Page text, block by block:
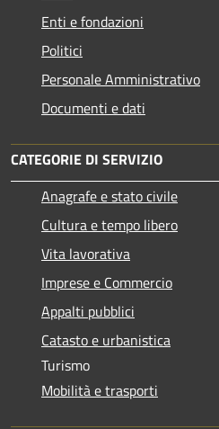
Enti e fondazioni
Politici
Personale Amministrativo
Documenti e dati
CATEGORIE DI SERVIZIO
Anagrafe e stato civile
Cultura e tempo libero
Vita lavorativa
Imprese e Commercio
Appalti pubblici
Catasto e urbanistica
Turismo
Mobilità e trasporti